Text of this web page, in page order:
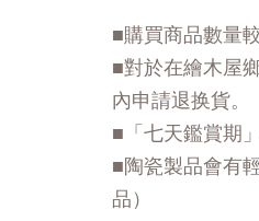
■購買商品數量
■對於在繪木屋
內申請退换貨。
■「七天鑑賞期
■陶瓷製品會有
品）